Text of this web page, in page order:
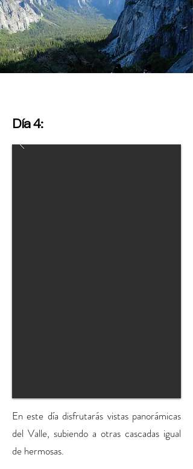
Día 4:
En este día disfrutarás vistas panorámicas
del Valle, subiendo a otras cascadas igual
de hermosas.